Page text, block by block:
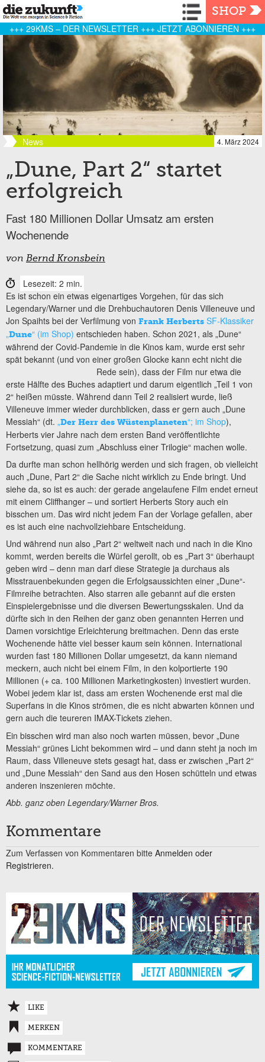
Navigation
SHOP
+++ 29KMS – DER NEWSLETTER +++ JETZT ABONNIEREN +++
News 4. März 2024
„Dune, Part 2“ startet
erfolgreich
Fast 180 Millionen Dollar Umsatz am ersten
Wochenende
von Bernd Kronsbein
Lesezeit: 2 min.
Es ist schon ein etwas eigenartiges Vorgehen, für das sich
Legendary/Warner und die Drehbuchautoren Denis Villeneuve und
Jon Spaihts bei der Verfilmung von Frank Herberts SF-Klassiker
„Dune“ (im Shop) entschieden haben. Schon 2021, als „Dune“
während der Covid-Pandemie in die Kinos kam, wurde erst sehr
spät bekannt (und von einer großen Glocke kann echt nicht die
Rede sein),dass der Film nur etwa die
erste Hälfte des Buches adaptiert und darum eigentlich „Teil 1 von
2“ heißen müsste. Während dann Teil 2 realisiert wurde, ließ
Villeneuve immer wieder durchblicken, dass er gern auch „Dune
Messiah“ (dt. „Der Herr des Wüstenplaneten“; im Shop),
Herberts vier Jahre nach dem ersten Band veröffentlichte
Fortsetzung, quasi zum „Abschluss einer Trilogie“ machen wolle.
Da durfte man schon hellhörig werden und sich fragen, ob vielleicht
auch „Dune, Part 2“ die Sache nicht wirklich zu Ende bringt. Und
siehe da, so ist es auch: der gerade angelaufene Film endet erneut
mit einem Cliffhanger – und sortiert Herberts Story auch ein
bisschen um. Das wird nicht jedem Fan der Vorlage gefallen, aber
es ist auch eine nachvollziehbare Entscheidung.
Und während nun also „Part 2“ weltweit nach und nach in die Kino
kommt, werden bereits die Würfel gerollt, ob es „Part 3“ überhaupt
geben wird – denn man darf diese Strategie ja durchaus als
Misstrauenbekunden gegen die Erfolgsaussichten einer „Dune“-
Filmreihe betrachten. Also starren alle gebannt auf die ersten
Einspielergebnisse und die diversen Bewertungsskalen. Und da
dürfte sich in den Reihen der ganz oben genannten Herren und
Damen vorsichtige Erleichterung breitmachen. Denn das erste
Wochenende hätte viel besser kaum sein können. International
wurden fast 180 Millionen Dollar umgesetzt, da kann niemand
meckern, auch nicht bei einem Film, in den kolportierte 190
Millionen (+ ca. 100 Millionen Marketingkosten) investiert wurden.
Wobei jedem klar ist, dass am ersten Wochenende erst mal die
Superfans in die Kinos strömen, die es nicht abwarten können und
gern auch die teureren IMAX-Tickets ziehen.
Ein bisschen wird man also noch warten müssen, bevor „Dune
Messiah“ grünes Licht bekommen wird – und dann steht ja noch im
Raum, dass Villeneuve stets gesagt hat, dass er zwischen „Part 2“
und „Dune Messiah“ den Sand aus den Hosen schütteln und etwas
anderen inszenieren möchte.
Abb. ganz oben Legendary/Warner Bros.
Kommentare
Zum Verfassen von Kommentaren bitte Anmelden oder
Registrieren.
LIKE
MERKEN
KOMMENTARE